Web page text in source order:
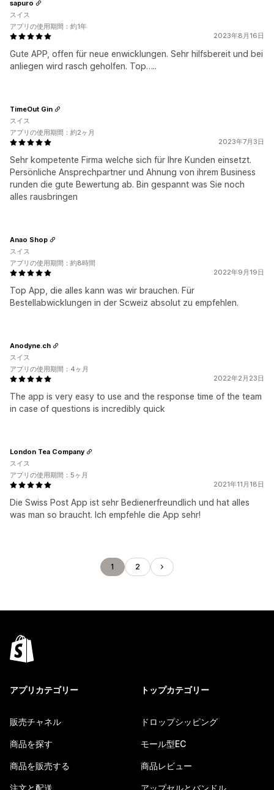
2023年8月16日
Gute APP, offen für neue enwicklungen. Sehr hilfsbereit und bei
anliegen wird rasch geholfen. Top…..
sapuro
スイス
アプリの使用期間：約1年
2023年7月3日
Sehr kompetente Firma welche sich für Ihre Kunden einsetzt.
Persönliche Ansprechpartner und Ahnung von ihrem Business
runden die gute Bewertung ab. Bin gespannt was Sie noch
alles rausbringen
TimeOut Gin
スイス
アプリの使用期間：約2ヶ月
2022年9月19日
Top App, die alles kann was wir brauchen. Für
Bestellabwicklungen in der Scweiz absolut zu empfehlen.
Anao Shop
スイス
アプリの使用期間：約8時間
2022年2月23日
The app is very easy to use and the response time of the team
in case of questions is incredibly quick
Anodyne.ch
スイス
アプリの使用期間：4ヶ月
2021年11月18日
Die Swiss Post App ist sehr Bedienerfreundlich und hat alles
was man so braucht. Ich empfehle die App sehr!
London Tea Company
スイス
アプリの使用期間：5ヶ月
1 2
アプリカテゴリー
販売チャネル
商品を探す
商品を販売する
注文と配送
トップカテゴリー
ドロップシッピング
モール型EC
商品レビュー
アップセルとバンドル